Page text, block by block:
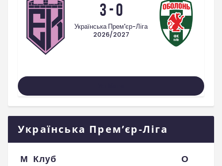
3-0
Українська Прем'єр-Ліга
2026/2027
Українська Прем’єр-Ліга
М Клуб О